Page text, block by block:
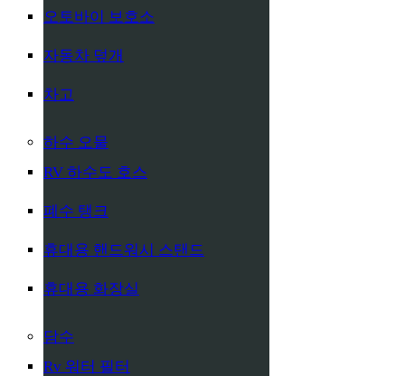
오토바이 보호소
자동차 덮개
차고
하수 오물
RV 하수도 호스
폐수 탱크
휴대용 핸드워시 스탠드
휴대용 화장실
담수
Rv 워터 필터